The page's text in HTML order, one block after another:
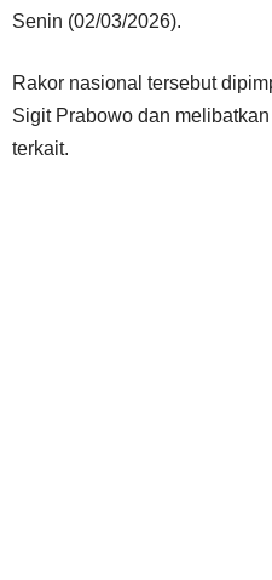
Senin (02/03/2026).
Rakor nasional tersebut
Sigit Prabowo dan
terkait.